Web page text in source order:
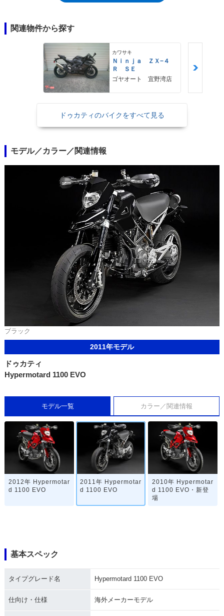
れた。
関連物件から探す
カワサキ
Ｎｉｎｊａ ＺＸ−４
Ｒ ＳＥ
ゴヤオート 宜野湾店
ドゥカティのバイクをすべて見る
モデル／カラー／関連情報
ブラック
2011年モデル
ドゥカティ
Hypermotard 1100 EVO
モデル一覧 カラー／関連情報
2012年 Hypermotar
d 1100 EVO
2011年 Hypermotar
d 1100 EVO
2010年 Hypermotar
d 1100 EVO・新登
場
基本スペック
タイプグレード名 Hypermotard 1100 EVO
仕向け・仕様 海外メーカーモデル